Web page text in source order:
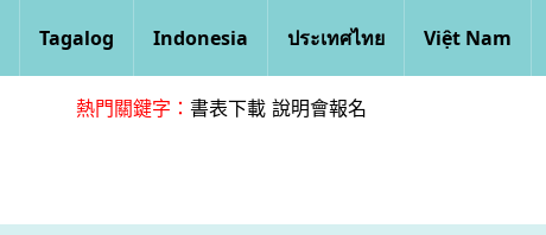
Tagalog Indonesia ประเทศไทย Việt Nam
熱門關鍵字： 書表下載 說明會報名